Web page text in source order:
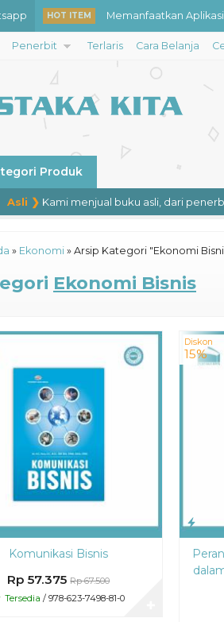
HOT ITEM Memanfaatkan
Metode Penelitian
Matsnawi Maknawi
Sejarah Kepulauan
Etika Protestan dan
Geografi Politik
Penerbit Terlaris Cara Belanja
Produk
❯Kami menjual buku asli, dari penerbit.
» Ekonomi » Arsip Kategori "Ekonomi
Ekonomi Bisnis
Komunikasi Bisnis
Rp 57.375 Rp 67.500
Tersedia / 978-623-7498-81-0
Diskon
15%